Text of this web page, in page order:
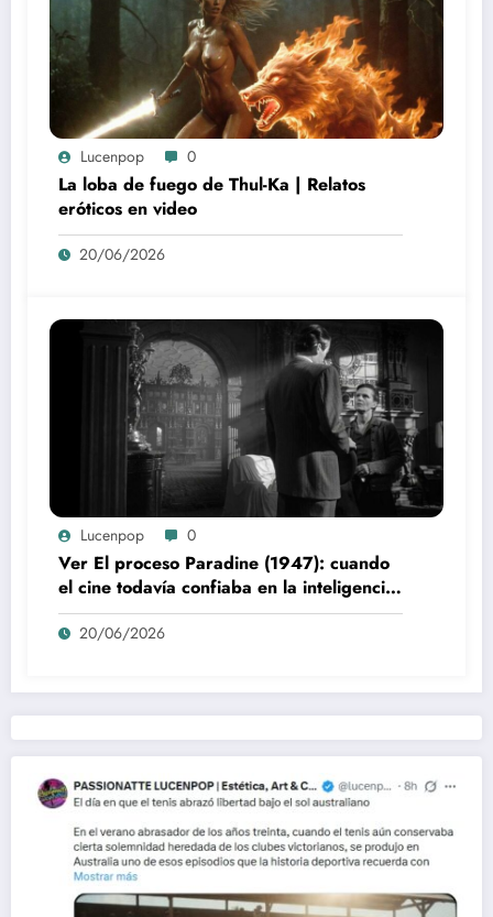
Lucenpop 0
La loba de fuego de Thul-Ka | Relatos
eróticos en video
20/06/2026
Lucenpop 0
Ver El proceso Paradine (1947): cuando
el cine todavía confiaba en la inteligencia
del espectador
20/06/2026